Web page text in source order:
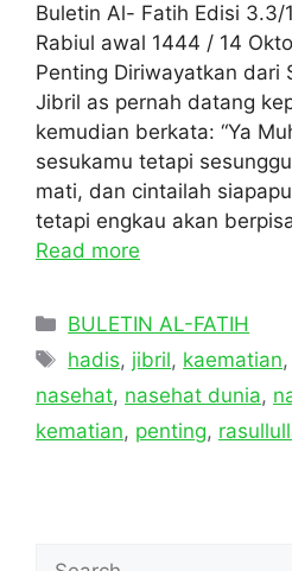
Buletin Al- Fatih Edisi 3.3/
Rabiul awal 1444 / 14
Penting Diriwayatkan dari
Jibril as pernah datang
kemudian berkata: “Ya
sesukamu tetapi
mati, dan cintailah
tetapi engkau akan
Read more
Categories
BULETIN AL-FATIH
Tags
hadis, jibril, kaematian,
nasehat, nasehat dunia,
kematian, penting,
Search